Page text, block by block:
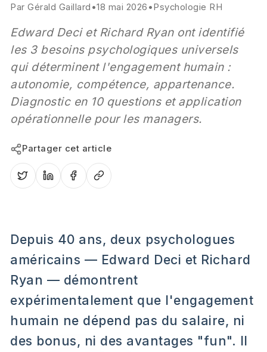
ParGérald Gaillard •18 mai 2026 •Psychologie RH
Edward Deci et Richard Ryan ont identifié
les 3 besoins psychologiques universels
qui déterminent l'engagement humain :
autonomie, compétence, appartenance.
Diagnostic en 10 questions et application
opérationnelle pour les managers.
Partager cet article
Depuis 40 ans, deux psychologues
américains — Edward Deci et Richard
Ryan — démontrent
expérimentalement que l'engagement
humain ne dépend pas du salaire, ni
des bonus, ni des avantages "fun". Il